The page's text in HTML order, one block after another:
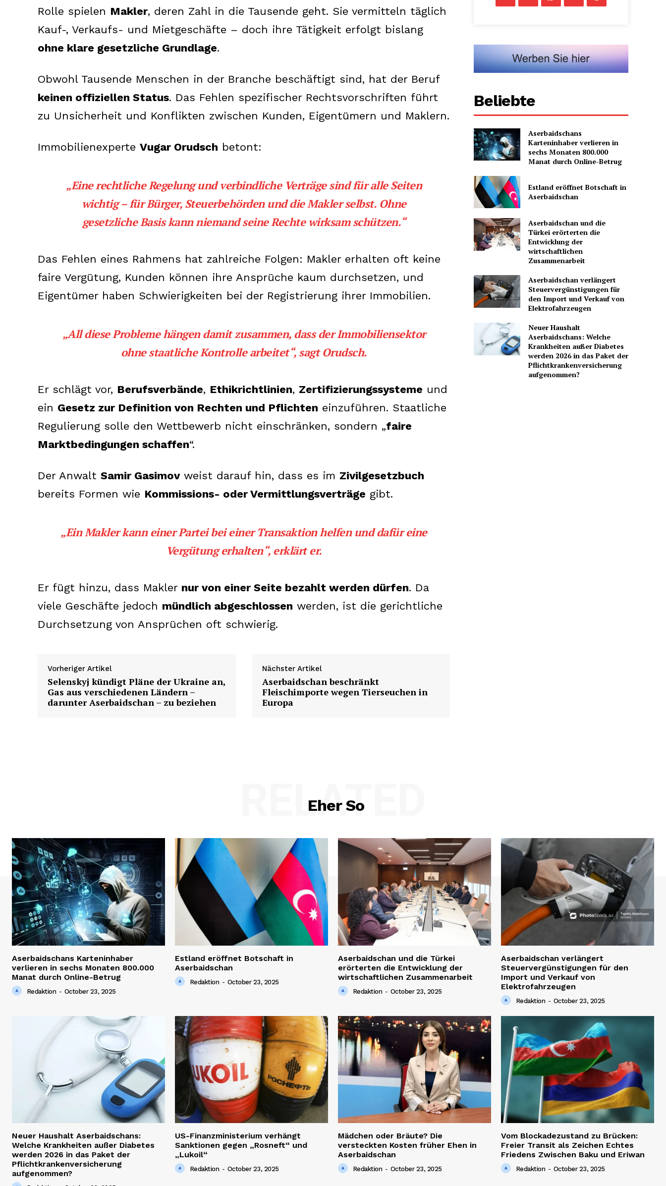
News Week
SUBSCRIBE NOW
Company
Contact us
Rolle spielen Makler, deren Zahl in die Tausende geht. Sie vermitteln täglich
Kauf-, Verkaufs- und Mietgeschäfte – doch ihre Tätigkeit erfolgt bislang
ohne klare gesetzliche Grundlage.
Obwohl Tausende Menschen in der Branche beschäftigt sind, hat der Beruf
keinen offiziellen Status. Das Fehlen spezifischer Rechtsvorschriften führt
zu Unsicherheit und Konflikten zwischen Kunden, Eigentümern und Maklern.
Immobilienexperte Vugar Orudsch betont:
„Eine rechtliche Regelung und verbindliche Verträge sind für alle Seiten
wichtig – für Bürger, Steuerbehörden und die Makler selbst. Ohne
gesetzliche Basis kann niemand seine Rechte wirksam schützen.“
Das Fehlen eines Rahmens hat zahlreiche Folgen: Makler erhalten oft keine
faire Vergütung, Kunden können ihre Ansprüche kaum durchsetzen, und
Eigentümer haben Schwierigkeiten bei der Registrierung ihrer Immobilien.
„All diese Probleme hängen damit zusammen, dass der Immobiliensektor
ohne staatliche Kontrolle arbeitet“, sagt Orudsch.
Er schlägt vor, Berufsverbände, Ethikrichtlinien, Zertifizierungssysteme und
ein Gesetz zur Definition von Rechten und Pflichten einzuführen. Staatliche
Regulierung solle den Wettbewerb nicht einschränken, sondern „faire
Marktbedingungen schaffen“.
Der Anwalt Samir Gasimovweist darauf hin, dass es im Zivilgesetzbuch
bereits Formen wie Kommissions- oder Vermittlungsverträge gibt.
„Ein Makler kann einer Partei bei einer Transaktion helfen und dafür eine
Vergütung erhalten“, erklärt er.
Er fügt hinzu, dass Makler nur von einer Seite bezahlt werden dürfen. Da
viele Geschäfte jedoch mündlich abgeschlossen werden, ist die gerichtliche
Durchsetzung von Ansprüchen oft schwierig.
Vorheriger Artikel
Selenskyj kündigt Pläne der Ukraine an,
Gas aus verschiedenen Ländern –
darunter Aserbaidschan – zu beziehen
Nächster Artikel
Aserbaidschan beschränkt
Fleischimporte wegen Tierseuchen in
Europa
Beliebte
Aserbaidschans
Karteninhaber verlieren in
sechs Monaten 800.000
Manat durch Online-Betrug
Estland eröffnet Botschaft in
Aserbaidschan
Aserbaidschan und die
Türkei erörterten die
Entwicklung der
wirtschaftlichen
Zusammenarbeit
Aserbaidschan verlängert
Steuervergünstigungen für
den Import und Verkauf von
Elektrofahrzeugen
Neuer Haushalt
Aserbaidschans: Welche
Krankheiten außer Diabetes
werden 2026 in das Paket der
Pflichtkrankenversicherung
aufgenommen?
Eher So
RELATED
Aserbaidschans Karteninhaber
verlieren in sechs Monaten 800.000
Manat durch Online-Betrug
Redaktion - October 23, 2025
Estland eröffnet Botschaft in
Aserbaidschan
Redaktion - October 23, 2025
Aserbaidschan und die Türkei
erörterten die Entwicklung der
wirtschaftlichen Zusammenarbeit
Redaktion - October 23, 2025
Aserbaidschan verlängert
Steuervergünstigungen für den
Import und Verkauf von
Elektrofahrzeugen
Redaktion - October 23, 2025
Neuer Haushalt Aserbaidschans:
Welche Krankheiten außer Diabetes
werden 2026 in das Paket der
Pflichtkrankenversicherung
aufgenommen?
US-Finanzministerium verhängt
Sanktionen gegen „Rosneft“ und
„Lukoil“
Redaktion - October 23, 2025
Mädchen oder Bräute? Die
versteckten Kosten früher Ehen in
Aserbaidschan
Redaktion - October 23, 2025
Vom Blockadezustand zu Brücken:
Freier Transit als Zeichen Echtes
Friedens Zwischen Baku und Eriwan
Redaktion - October 23, 2025